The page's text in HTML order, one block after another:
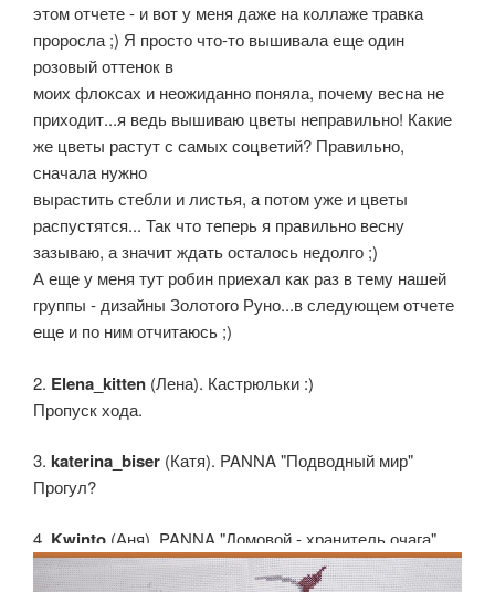
этом отчете - и вот у меня даже на коллаже травка
проросла ;) Я просто что-то вышивала еще один
розовый оттенок в
моих флоксах и неожиданно поняла, почему весна не
приходит...я ведь вышиваю цветы неправильно! Какие
же цветы растут с самых соцветий? Правильно,
сначала нужно
вырастить стебли и листья, а потом уже и цветы
распустятся... Так что теперь я правильно весну
зазываю, а значит ждать осталось недолго ;)
А еще у меня тут робин приехал как раз в тему нашей
группы - дизайны Золотого Руно...в следующем отчете
еще и по ним отчитаюсь ;)
2. Elena_kitten (Лена). Кастрюльки :)
Пропуск хода.
3. katerina_biser (Катя). PANNA "Подводный мир"
Прогул?
4. Kwinto (Аня). PANNA "Домовой - хранитель очага"